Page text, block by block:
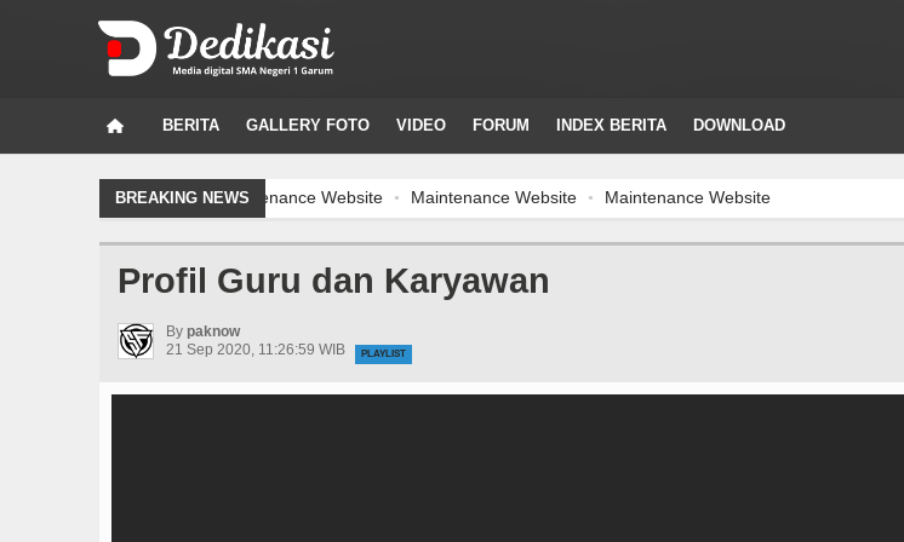
BERITA GALLERY FOTO VIDEO FORUM INDEX BERITA DOWNLOAD
BREAKING NEWS
Maintenance Website Maintenance Website Maintenance Website
Profil Guru dan Karyawan
By paknow
21 Sep 2020, 11:26:59 WIB
PLAYLIST